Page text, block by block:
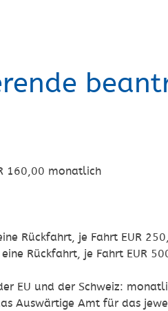
160,00 monatlich
Rückfahrt, je Fahrt EUR
Rückfahrt, je Fahrt EUR
EU und der Schweiz:
Auswärtige Amt für das